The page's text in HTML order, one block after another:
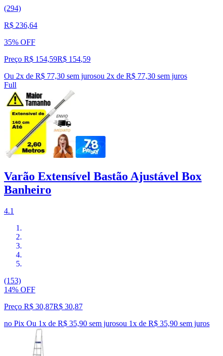
(294)
R$ 236,64
35% OFF
Preço R$ 154,59R$ 154,59
Ou 2x de R$ 77,30 sem jurosou 2x de R$ 77,30 sem juros
Full
Varão Extensível Bastão Ajustável Box
Banheiro
4.1
(153)
14% OFF
Preço R$ 30,87R$ 30,87
no Pix Ou 1x de R$ 35,90 sem jurosou 1x de R$ 35,90 sem juros